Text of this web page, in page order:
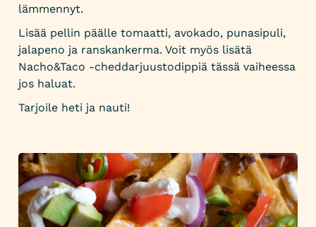
lämmennyt.
Lisää pellin päälle tomaatti, avokado, punasipuli,
jalapeno ja ranskankerma. Voit myös lisätä
Nacho&Taco -cheddarjuustodippiä tässä vaiheessa
jos haluat.
Tarjoile heti ja nauti!